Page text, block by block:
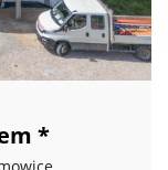
*